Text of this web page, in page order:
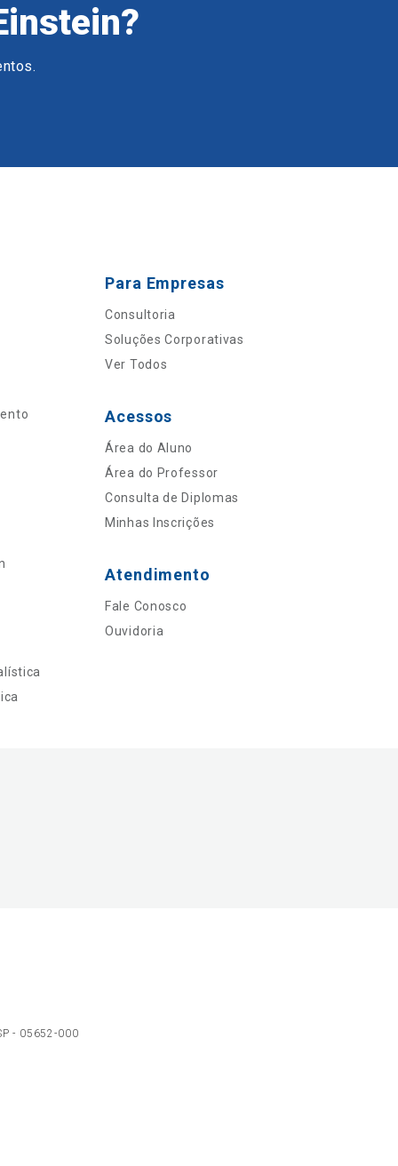
Para Empresas
Consultoria
Soluções Corporativas
Ver Todos
Acessos
Área do Aluno
Área do Professor
Consulta de Diplomas
Minhas Inscrições
Atendimento
Fale Conosco
Ouvidoria
- 05652-000